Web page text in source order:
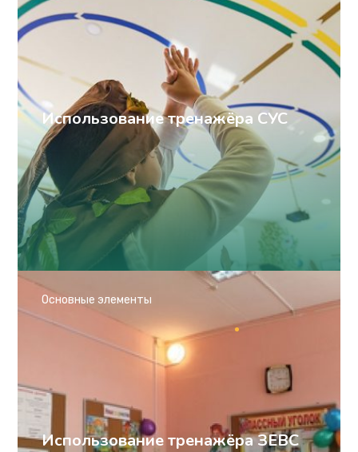
Использование тренажёра СУС
Использование тренажёра ЗЕВС
Основные элементы